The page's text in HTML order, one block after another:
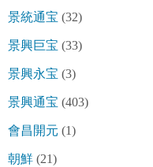
景統通宝 (32)
景興巨宝 (33)
景興永宝 (3)
景興通宝 (403)
會昌開元 (1)
朝鮮 (21)